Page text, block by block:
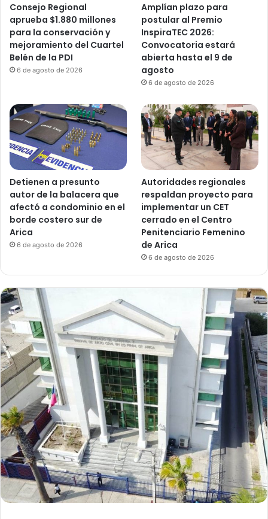
Consejo Regional
aprueba $1.880 millones
para la conservación y
mejoramiento del Cuartel
Belén de la PDI
6 de agosto de 2026
Amplían plazo para
postular al Premio
InspiraTEC 2026:
Convocatoria estará
abierta hasta el 9 de
agosto
6 de agosto de 2026
Detienen a presunto
autor de la balacera que
afectó a condominio en el
borde costero sur de
Arica
6 de agosto de 2026
Autoridades regionales
respaldan proyecto para
implementar un CET
cerrado en el Centro
Penitenciario Femenino
de Arica
6 de agosto de 2026